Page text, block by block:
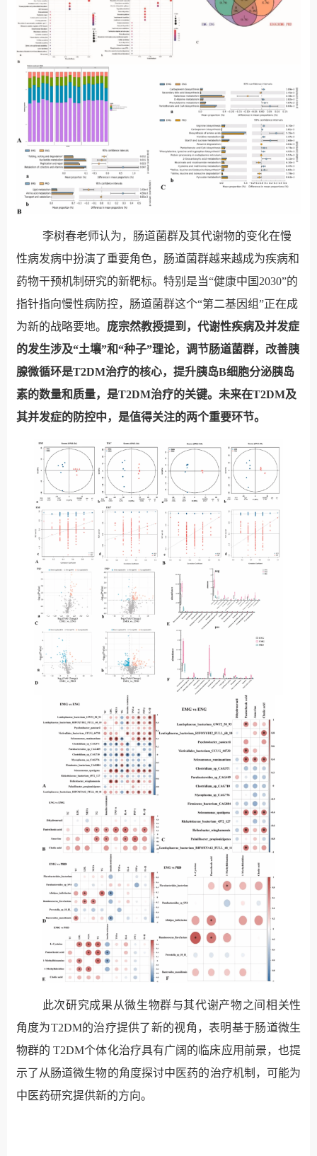
李树春老师认为，肠道菌群及其代谢物的变化在慢
性病发病中扮演了重要角色，肠道菌群越来越成为疾病和
药物干预机制研究的新靶标。特别是当“健康中国 2030”的
指针指向慢性病防控，肠道菌群这个“第二基因组”正在成
为新的战略要地。 庞宗然教授提到 ，代谢性疾病及并发症
的发生涉及“土壤”和“种子”理论，调节肠道菌群，改善胰
腺微循环是T2DM治疗的核心，提升胰岛B细胞分泌胰岛
素的数量和质量，是T2DM治疗的关键。未来在T2DM及
其并发症的防控中，是值得关注的两个重要环节。
此次研究成果从微生物群与其代谢产物之间相关性
角度为T2DM的治疗提供了新的视角，表明基于肠道微生
物群的T2DM个体化治疗具有广阔的临床应用前景，也提
示了从肠道微生物的角度探讨中医药的治疗机制，可能为
中医药研究提供新的方向。